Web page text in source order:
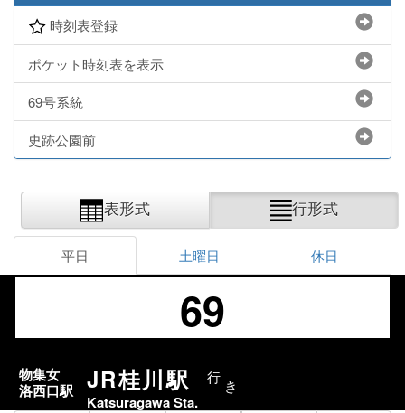
時刻表登録
ポケット時刻表を表示
69号系統
史跡公園前
表形式 行形式
平日 土曜日 休日
69
物集女
洛西口駅
JR桂川駅 行 き
Katsuragawa Sta.